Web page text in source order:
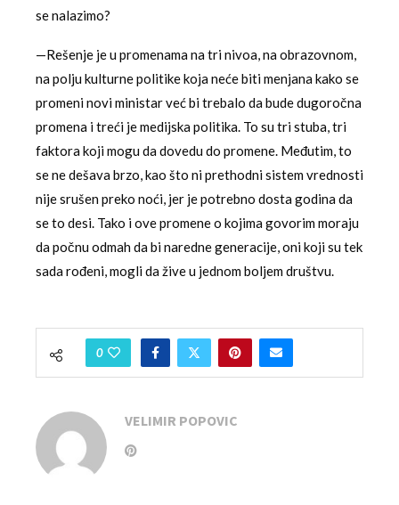
se nalazimo?
—Rešenje je u promenama na tri nivoa, na obrazovnom,
na polju kulturne politike koja neće biti menjana kako se
promeni novi ministar već bi trebalo da bude dugoročna
promena i treći je medijska politika. To su tri stuba, tri
faktora koji mogu da dovedu do promene. Međutim, to
se ne dešava brzo, kao što ni prethodni sistem vrednosti
nije srušen preko noći, jer je potrebno dosta godina da
se to desi. Tako i ove promene o kojima govorim moraju
da počnu odmah da bi naredne generacije, oni koji su tek
sada rođeni, mogli da žive u jednom boljem društvu.
0
VELIMIR POPOVIC